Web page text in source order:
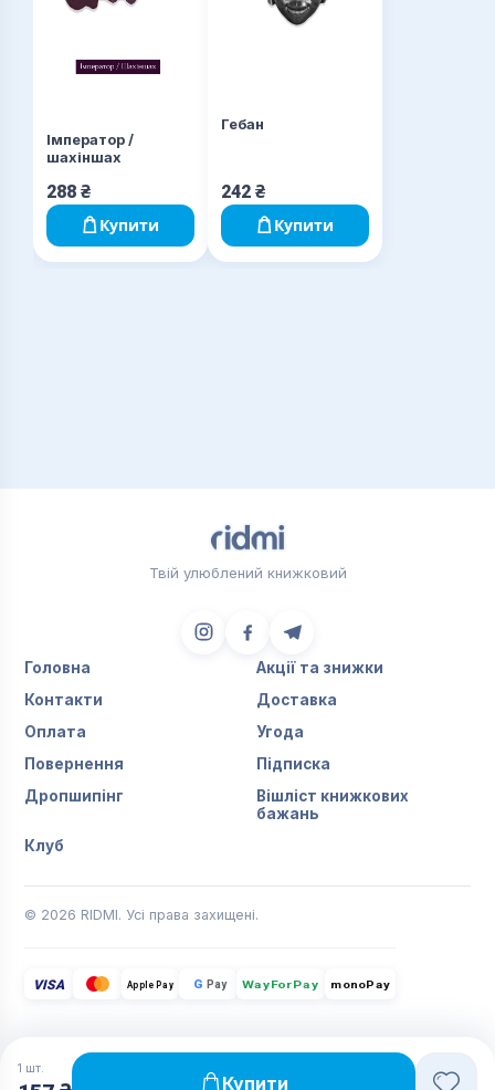
Імператор /
шахіншах
288 ₴
Купити
Гебан
242 ₴
Купити
1 шт.
Купити
Твій улюблений книжковий
Головна
Акції та знижки
Контакти
Доставка
Оплата
Угода
Повернення
Підписка
Дропшипінг
Вішліст книжкових
бажань
Клуб
© 2026 RIDMI. Усі права захищені.
VISA Apple Pay G Pay WayForPay monoPay